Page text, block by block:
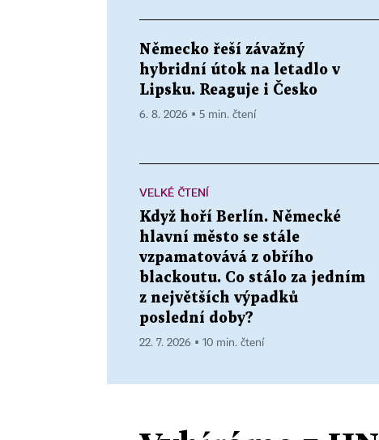
Německo řeší závažný
hybridní útok na letadlo v
Lipsku. Reaguje i Česko
6. 8. 2026 ▪ 5 min. čtení
VELKÉ ČTENÍ
Když hoří Berlín. Německé
hlavní město se stále
vzpamatovává z obřího
blackoutu. Co stálo za jedním
z největších výpadků
poslední doby?
22. 7. 2026 ▪ 10 min. čtení